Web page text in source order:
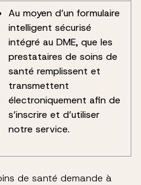
Au moyen d’un formulaire
intelligent sécurisé
intégré au DME, que les
prestataires de soins de
santé remplissent et
transmettent
électroniquement afin de
s’inscrire et d’utiliser
notre service.
de santé demande à